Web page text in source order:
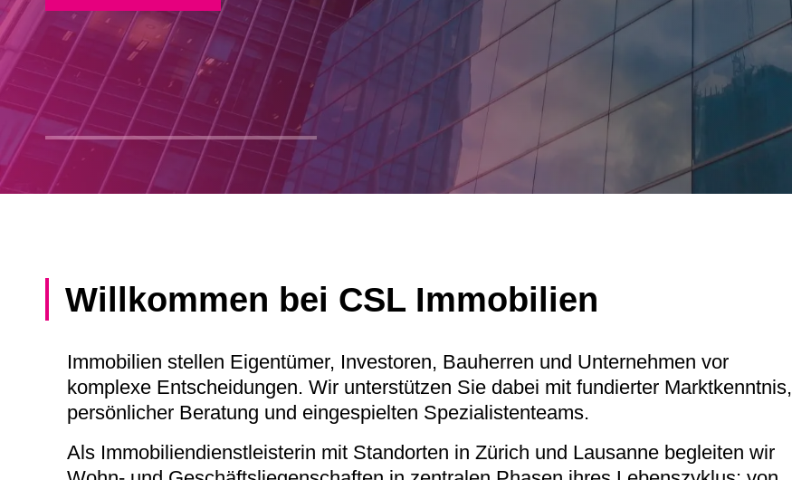
Willkommen bei CSL Immobilien
Immobilien stellen Eigentümer, Investoren, Bauherren und Unternehmen vor
komplexe Entscheidungen. Wir unterstützen Sie dabei mit fundierter Marktkenntnis,
persönlicher Beratung und eingespielten Spezialistenteams.
Als Immobiliendienstleisterin mit Standorten in Zürich und Lausanne begleiten wir